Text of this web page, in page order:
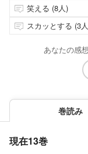
笑える (8人)
スカッとする (3
あなたの感
巻読み
現在13巻